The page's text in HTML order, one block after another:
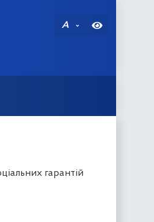
A
гарантій